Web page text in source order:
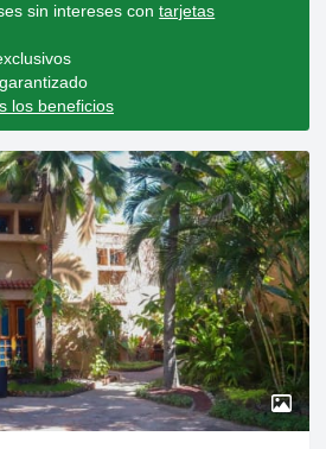
sin intereses contarjetas
los beneficios